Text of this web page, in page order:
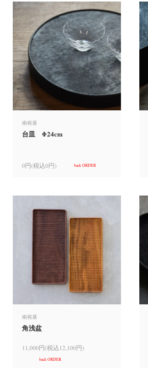
南裕基
台皿 Φ24cm
0円(税込0円) back ORDER
南裕基
角浅盆
11,000円(税込12,100円)
back ORDER